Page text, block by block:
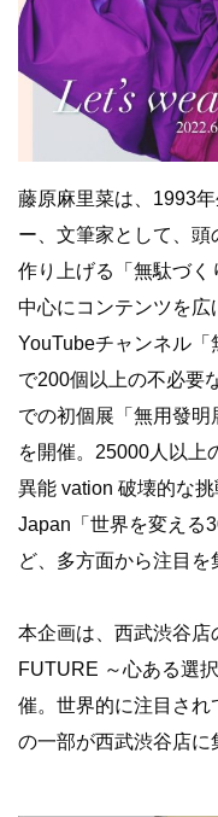
藤原麻里菜は、1993
ー、文筆家として、
作り上げる「無駄づく
中心にコンテンツを広
YouTubeチャンネル「
で200個以上の不必要
での初個展「無用發明
を開催。25000人以上
異能 vation 破壊的な
Japan「世界を変える
ど、多方面から注目を
本企画は、西武渋谷
FUTURE ～心ある選
催。世界的に注目さ
の一部が西武渋谷店に